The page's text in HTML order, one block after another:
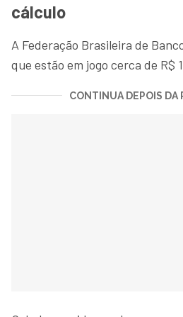
cálculo
A Federação Brasileira de
que estão em jogo cerca de R$
CONTINUA DEPOIS DA